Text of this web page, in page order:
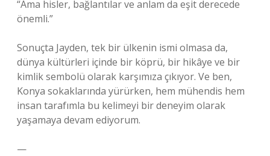
“Ama hisler, bağlantılar ve anlam da eşit derecede
önemli.”
Sonuçta Jayden, tek bir ülkenin ismi olmasa da,
dünya kültürleri içinde bir köprü, bir hikâye ve bir
kimlik sembolü olarak karşımıza çıkıyor. Ve ben,
Konya sokaklarında yürürken, hem mühendis hem
insan tarafımla bu kelimeyi bir deneyim olarak
yaşamaya devam ediyorum.
—